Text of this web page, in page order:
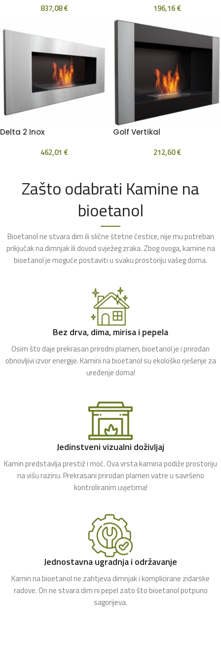
837,08€ 196,16€
Delta 2 Inox
462,01 €
Golf Vertikal
212,60€
Zašto odabrati Kamine na
bioetanol
Bioetanol ne stvara dim ili slične štetne čestice, nije mu potreban
prikjučak na dimnjak ili dovod svježeg zraka. Zbog ovoga, kamine na
bioetanol je moguće postaviti u svaku prostoriju vašeg doma.
Bez drva, dima, mirisa i pepela
Osim što daje prekrasan prirodni plamen, bioetanol je i prirodan
obnovljivi izvor energije. Kamini na bioetanol su ekološko rješenje za
uređenje doma!
Jedinstveni vizualni doživljaj
Kamin predstavlja prestiž i moć. Ova vrsta kamina podiže prostoriju
na višu razinu. Prekrasani prirodan plamen vatre u savršeno
kontroliranim uvjetima!
Jednostavna ugradnja i održavanje
Kamin na bioetanol ne zahtjeva dimnjak i komplicirane zidarske
radove. On ne stvara dim ni pepel zato što bioetanol potpuno
sagorijeva.